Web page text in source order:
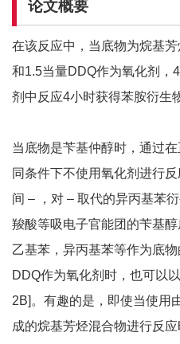
论文概要
在该反应中，当底物为烷基
和1.5当量DDQ作为氧化剂
剂中反应4小时获得苯胺衍生
当底物是苄基仲醇时，通过
同条件下不使用氧化剂进行
间 – ，对 – 取代的异丙基苯
羧酸等吸电子官能团的苄基
乙基苯，异丙基苯等作为底
DDQ作为氧化剂时，也可以
2B]。有趣的是，即使当使用
成的烷基芳烃混合物进行反